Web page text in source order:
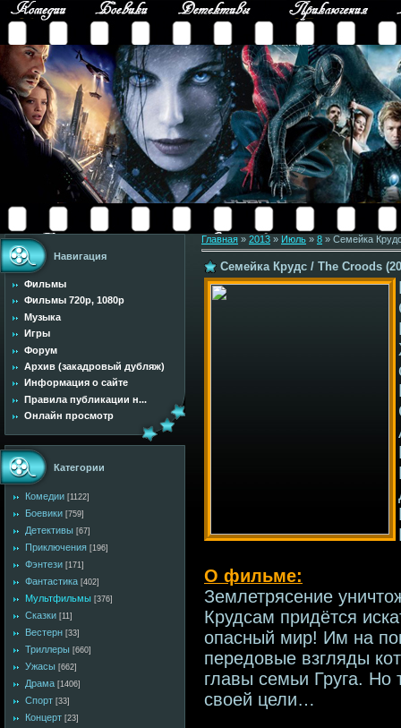
Навигация
Фильмы
Фильмы 720p, 1080p
Музыка
Игры
Форум
Архив (закадровый дубляж)
Информация о сайте
Правила публикации н...
Онлайн просмотр
Категории
Комедии [1122]
Боевики [759]
Детективы [67]
Приключения [196]
Фэнтези [171]
Фантастика [402]
Мультфильмы [376]
Сказки [11]
Вестерн [33]
Триллеры [660]
Ужасы [662]
Драма [1406]
Спорт [33]
Концерт [23]
Главная » 2013 » Июль » 8 » Семейка
Семейка Крудс / The Croods
О фильме:
Землетрясение
Крудсам придётся
опасный мир! Им на
передовые взгляды
главы семьи Груга. Но
своей цели…